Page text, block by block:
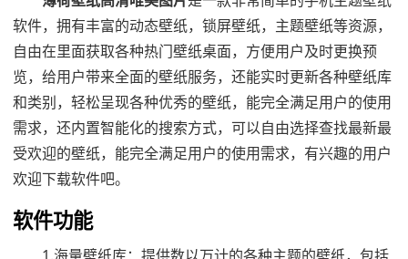
软件，拥有丰富的动态壁纸，锁屏壁纸，主题壁纸等资源，
自由在里面获取各种热门壁纸桌面，方便用户及时更换预
览，给用户带来全面的壁纸服务，还能实时更新各种壁纸库
和类别，轻松呈现各种优秀的壁纸，能完全满足用户的使用
需求，还内置智能化的搜索方式，可以自由选择查找最新最
受欢迎的壁纸，能完全满足用户的使用需求，有兴趣的用户
欢迎下载软件吧。
软件功能